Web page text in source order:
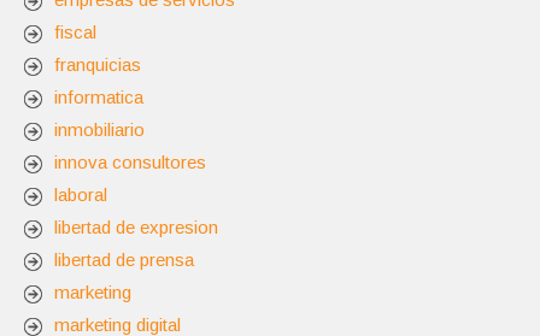
fiscal
franquicias
informatica
inmobiliario
innova consultores
laboral
libertad de expresion
libertad de prensa
marketing
marketing digital